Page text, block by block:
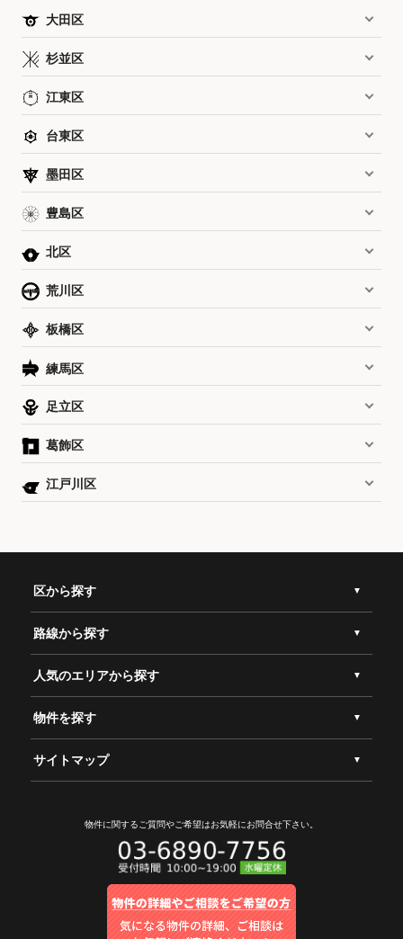
大田区
杉並区
江東区
台東区
墨田区
豊島区
北区
荒川区
板橋区
練馬区
足立区
葛飾区
江戸川区
区から探す
路線から探す
人気のエリアから探す
物件を探す
サイトマップ
物件に関するご質問やご希望はお気軽にお問合せ下さい。